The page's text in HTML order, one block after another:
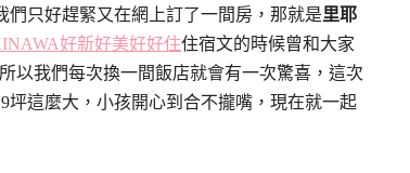
只好趕緊又在網上訂了一間房，那就是里耶
好新好美好好住住宿文的時候曾和大家
以我們每次換一間飯店就會有一次驚喜，這次
坪這麼大，小孩開心到合不攏嘴，現在就一起